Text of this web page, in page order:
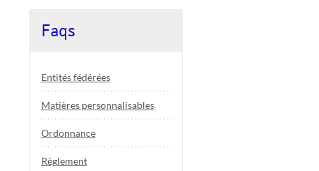
Faqs
Entités fédérées
Matières personnalisables
Ordonnance
Règlement